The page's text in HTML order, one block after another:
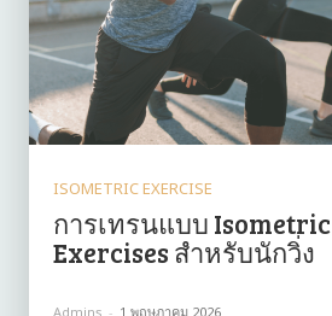
ISOMETRIC EXERCISE
การเทรนแบบ Isometric
Exercises สำหรับนักวิ่ง
Admins - 1 พฤษภาคม 2026